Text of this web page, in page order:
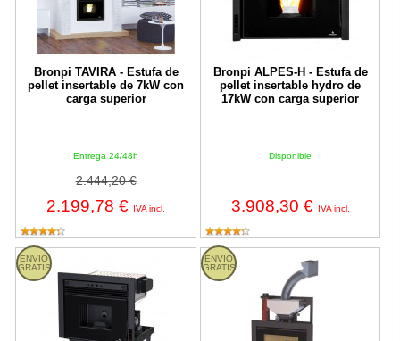
Bronpi TAVIRA - Estufa de
pellet insertable de 7kW con
carga superior
Entrega 24/48h
2.444,20 €
2.199,78 € IVA incl.
Bronpi ALPES-H - Estufa de
pellet insertable hydro de
17kW con carga superior
Disponible
3.908,30 € IVA incl.
ENVIO
GRATIS
Bronpi NEVA - Estufa de pellet insertable de 10kW con carga
ENVIO
GRATIS
Bronpi BRUNO SLIM - Estufa de